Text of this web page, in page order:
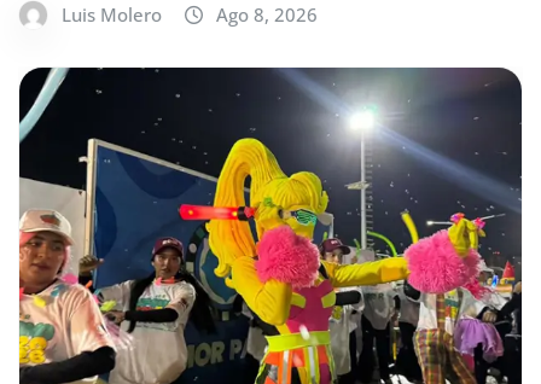
Luis Molero Ago 8, 2026